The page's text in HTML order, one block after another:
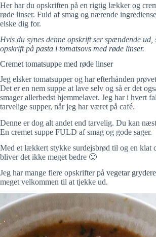
Her har du opskriften på en rigtig lækker og
røde linser. Fuld af smag og nærende
elske dig for.
Hvis du synes denne opskrift ser spændende ud,
opskrift på pasta i tomatsovs med røde linser.
Cremet tomatsuppe med røde linser
Jeg elsker tomatsupper og har efterhånden
Det er en nem suppe at lave selv og så er det
smager allerbedst hjemmelavet. Jeg har i hvert
tarvelige supper, når jeg har været på café.
Denne er dog alt andet end tarvelig. Du kan
En cremet suppe FULD af smag og gode sager.
Med et lækkert stykke surdejsbrød til og en klat
bliver det ikke meget bedre 🙂
Jeg har mange flere opskrifter på vegetar
meget velkommen til at tjekke ud.